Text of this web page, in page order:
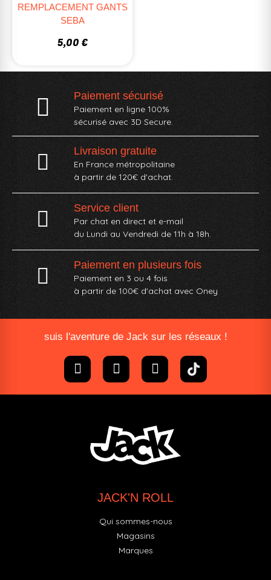
REMPLACEMENT GANTS
SEBA
5,00 €
Paiement sécurisé
Paiement en ligne 100%
sécurisé avec 3D Secure.
Livraison gratuite
En France métropolitaine
à partir de 120€ d'achat.
Service client
Par chat en direct et e-mail
du Lundi au Vendredi de 11h à 18h.
Paiement en plusieurs fois
Paiement en 3 ou 4 fois
à partir de 100€ d'achat avec Oney​
suis l'aventure de Jack sur les réseaux !
JACK'N ROLL
Qui sommes-nous
Magasins
Marques